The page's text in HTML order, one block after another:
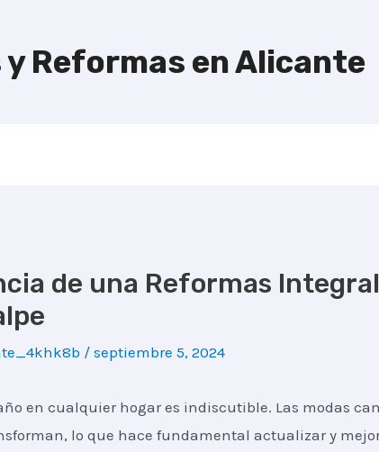
y Reformas en Alicante
de una Reformas
/septiembre 5, 2024
en cualquier hogar es indiscutible. Las modas
lo que hace fundamental actualizar y